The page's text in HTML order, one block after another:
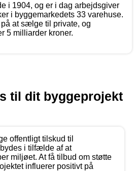
i 1904, og er i dag arbejdsgiver
i byggemarkedets 33 varehuse.
at sælge til private, og
5 milliarder kroner.
til dit byggeprojekt
offentligt tilskud til
i tilfælde af at
miljøet. At få tilbud om støtte
influerer positivt på